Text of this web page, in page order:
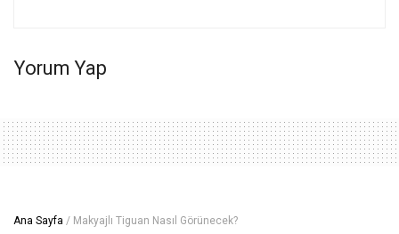
Yorum Yap
Ana Sayfa / Makyajlı Tiguan Nasıl Görünecek?